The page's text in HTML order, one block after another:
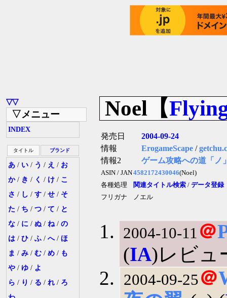
▽▽
▽メニュー
INDEX
タイトル ブランド
あ / い / う / え / お
か/ き / く / け / こ
さ / し / す / せ / そ
た / ち / つ / て / と
な / に / ぬ / ね/ の
は / ひ / ふ / へ/ ほ
ま / み / む / め / も
や / ゆ / よ
ら / り / る / れ / ろ
Noel【
発売日
2004-09-24
情報
ErogameScape /
情報2
ゲーム攻略への道「ノ
ASIN / JAN4582172430046(Noel)
各種処理
関連タイトル検索 / データ登録
フリガナ
ノエル
2004-10-11 ＠
(IA)レビュ
2004-09-25＠